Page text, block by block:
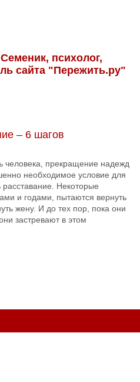
психолог,
сайта "Пережить.ру"
– 6 шагов
человека, прекращение надежд
необходимое условие для
Некоторые
и годами, пытаются вернуть
жену. И до тех пор, пока они
застревают в этом